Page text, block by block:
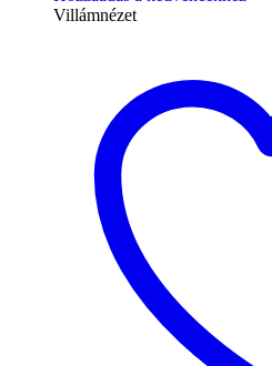
Villámnézet